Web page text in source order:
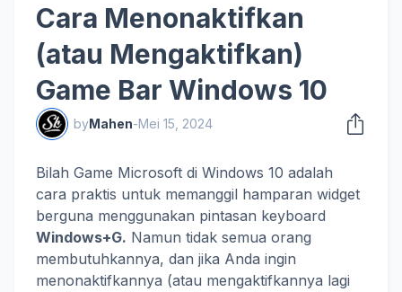
Cara Menonaktifkan
(atau Mengaktifkan)
Game Bar Windows 10
byMahen-Mei 15, 2024
Bilah Game Microsoft di Windows 10 adalah
cara praktis untuk memanggil hamparan widget
berguna menggunakan pintasan keyboard
Windows+G. Namun tidak semua orang
membutuhkannya, dan jika Anda ingin
menonaktifkannya (atau mengaktifkannya lagi